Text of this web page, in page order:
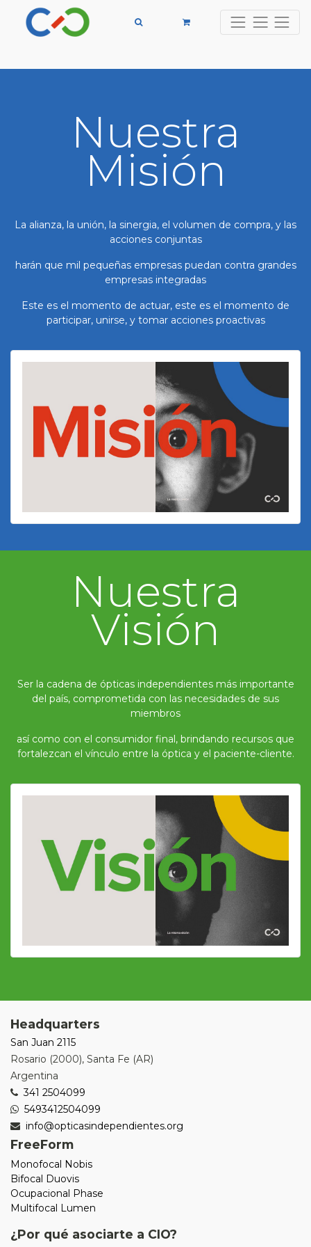
Nuestra
Misión
La alianza, la unión, la sinergia, el volumen de compra, y las
acciones conjuntas
harán que mil pequeñas empresas puedan contra grandes
empresas integradas
Este es el momento de actuar, este es el momento de
participar, unirse, y tomar acciones proactivas
Nuestra
Visión
Ser la cadena de ópticas independientes más importante
del país, comprometida con las necesidades de sus
miembros
así como con el consumidor final, brindando recursos que
fortalezcan el vínculo entre la óptica y el paciente-cliente.
Headquarters
San Juan 2115
Rosario (2000), Santa Fe (AR)
Argentina
341 2504099
5493412504099
info@opticasindependientes.org
FreeForm
Monofocal Nobis
Bifocal Duovis
Ocupacional Phase
Multifocal Lumen
¿Por qué asociarte a CIO?